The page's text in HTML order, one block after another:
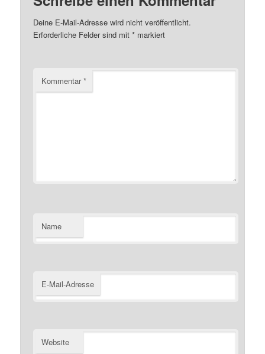
Deine E-Mail-Adresse wird nicht veröffentlicht.
Erforderliche Felder sind mit* markiert
Kommentar*
Name
E-Mail-Adresse
Website